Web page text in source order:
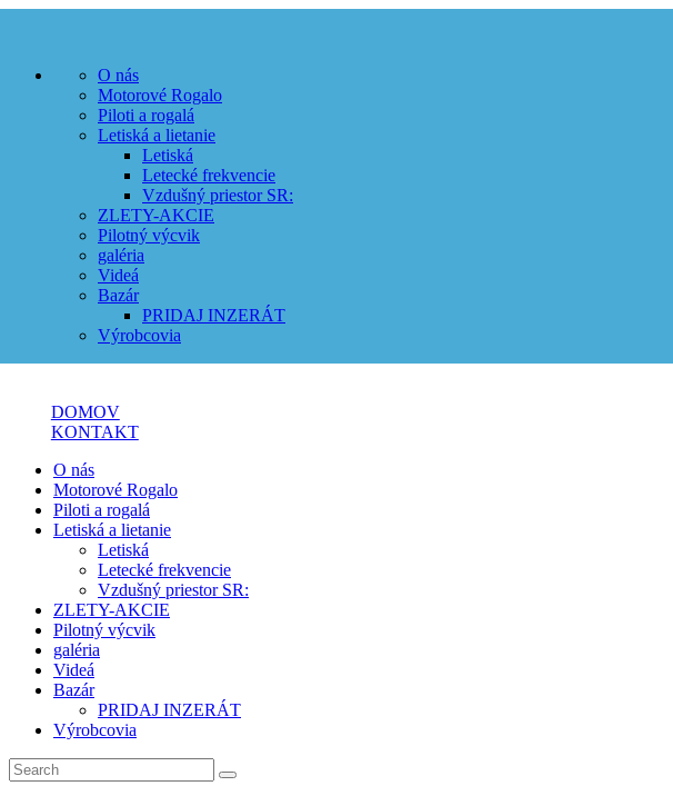
O nás
Motorové Rogalo
Piloti a rogalá
Letiská a lietanie
Letiská
Letecké frekvencie
Vzdušný priestor SR:
ZLETY-AKCIE
Pilotný výcvik
galéria
Videá
Bazár
PRIDAJ INZERÁT
Výrobcovia
DOMOV
KONTAKT
O nás
Motorové Rogalo
Piloti a rogalá
Letiská a lietanie
Letiská
Letecké frekvencie
Vzdušný priestor SR:
ZLETY-AKCIE
Pilotný výcvik
galéria
Videá
Bazár
PRIDAJ INZERÁT
Výrobcovia